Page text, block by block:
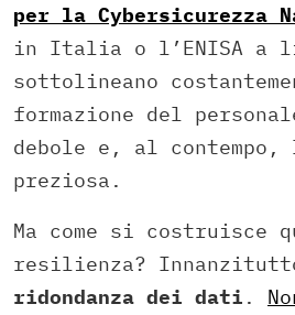
per la Cybersicurezza
in Italia o l’ENISA a
sottolineano
formazione del
debole e, al
preziosa.
Ma come si costruisce
resilienza?
ridondanza dei dati .